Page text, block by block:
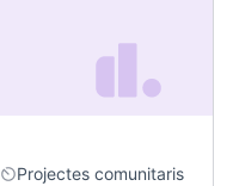
Projectes comunitaris